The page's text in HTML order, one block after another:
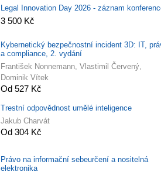
Legal Innovation Day 2026 - záznam
3 500 Kč
Kybernetický bezpečnostní incident 3D: IT,
a compliance, 2. vydání
František Nonnemann, Vlastimil Červený,
Dominik Vítek
Od 527 Kč
Trestní odpovědnost umělé inteligence
Jakub Charvát
Od 304 Kč
Právo na informační sebeurčení a nositelná
elektronika